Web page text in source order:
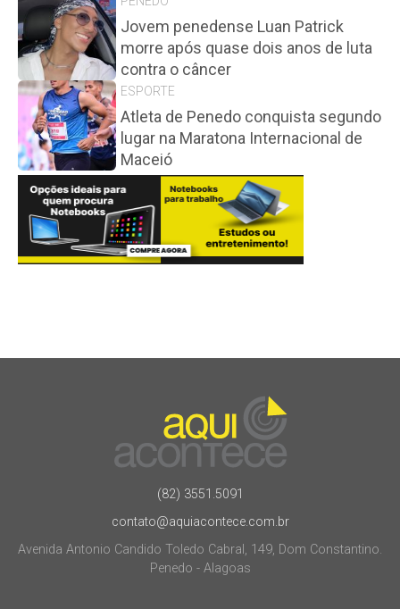
Jovem penedense Luan Patrick
morre após quase dois anos de luta
contra o câncer
ESPORTE
Atleta de Penedo conquista segundo
lugar na Maratona Internacional de
Maceió
(82) 3551.5091
contato@aquiacontece.com.br
Avenida Antonio Candido Toledo Cabral, 149, Dom Constantino.
Penedo - Alagoas